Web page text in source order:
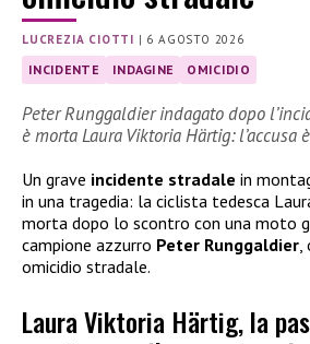
LUCREZIA CIOTTI | 6 AGOSTO 2026
INCIDENTE INDAGINE OMICIDIO
Peter Runggaldier indagato dopo
è morta Laura Viktoria Härtig: l’accusa
Un grave incidente stradale in
in una tragedia: la ciclista tedesca
morta dopo lo scontro con una moto
campione azzurro Peter Runggaldier
omicidio stradale.
Laura Viktoria Härtig, la